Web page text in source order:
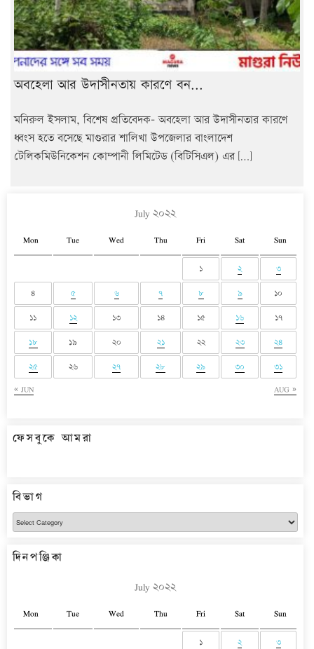
অবহেলা আর উদাসীনতায় কারণে বন...
মনিরুল ইসলাম, বিশেষ প্রতিবেদক- অবহেলা আর উদাসীনতার কারণে
ধ্বংস হতে বসেছে মাগুরার শালিখা উপজেলার বাংলাদেশ
টেলিকমিউনিকেশন কোম্পানী লিমিটেড (বিটিসিএল) এর […]
July ২০২২
Mon Tue Wed Thu Fri Sat Sun
« JUN AUG »
১ ২ ৩
৪ ৫ ৬ ৭ ৮ ৯ ১০
১১ ১২ ১৩ ১৪ ১৫ ১৬ ১৭
১৮ ১৯ ২০ ২১ ২২ ২৩ ২৪
২৫ ২৬ ২৭ ২৮ ২৯ ৩০ ৩১
ফেসবুকে আমরা
বিভাগ
বিভাগ
দিনপঞ্জিকা
July ২০২২
Mon Tue Wed Thu Fri Sat Sun
১ ২ ৩